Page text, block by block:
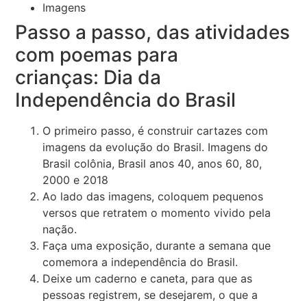
Imagens
Passo a passo, das atividades
com poemas para
crianças: Dia da
Independência do Brasil
O primeiro passo, é construir cartazes com
imagens da evolução do Brasil. Imagens do
Brasil colônia, Brasil anos 40, anos 60, 80,
2000 e 2018
Ao lado das imagens, coloquem pequenos
versos que retratem o momento vivido pela
nação.
Faça uma exposição, durante a semana que
comemora a independência do Brasil.
Deixe um caderno e caneta, para que as
pessoas registrem, se desejarem, o que a